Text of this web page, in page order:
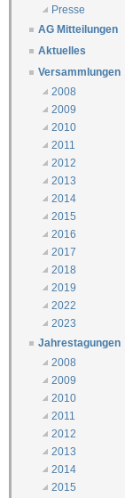
Presse
AG Mitteilungen
Aktuelles
Versammlungen
2008
2009
2010
2011
2012
2013
2014
2015
2016
2017
2018
2019
2022
2023
Jahrestagungen
2008
2009
2010
2011
2012
2013
2014
2015